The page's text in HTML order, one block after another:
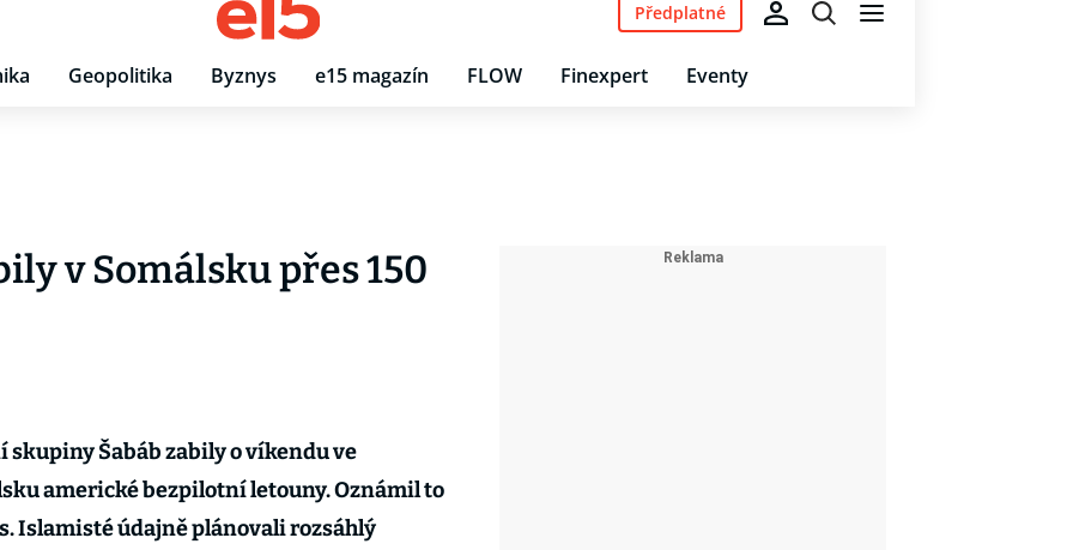
Geopolitika Byznys e15 magazín FLOW Finexpert Eventy
Předplatné
v Somálsku přes 150
skupiny Šabáb zabily o víkendu ve
americké bezpilotní letouny. Oznámil to
Islamisté údajně plánovali rozsáhlý